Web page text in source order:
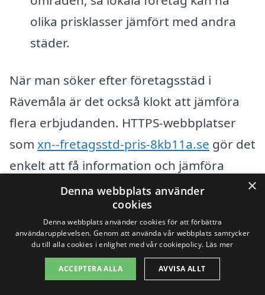
olika prisklasser jämfört med andra
städer.
När man söker efter företagsstäd i
Rävemåla är det också klokt att jämföra
flera erbjudanden. HTTPS-webbplatser
som xn--fretagsstd-pris-8kb11a.se gör det
enkelt att få information och jämföra
priser. Att samla in flera offerter kan
hjälpa företagare att identifiera vilket
städföretag som erbjuder bästa värde-
propositionen. Genom att ta hänsyn till
ovanstående faktorer kan man hitta en
×
Denna webbplats använder
cookies
Denna webbplats använder cookies för att förbättra
användarupplevelsen. Genom att använda vår webbplats samtycker
du till alla cookies i enlighet med vår cookiepolicy. Läs mer
ACCEPTERA ALLA AVVISA ALLT